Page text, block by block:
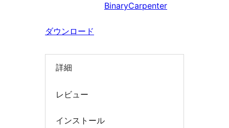
BinaryCarpenter
ダウンロード
詳細
レビュー
インストール